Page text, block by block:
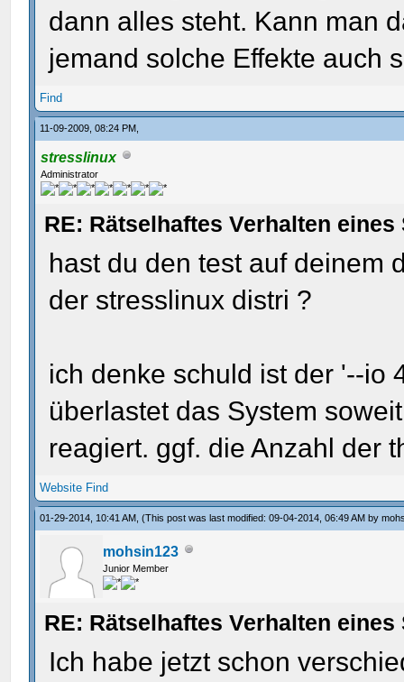
dann alles steht. Kann man
jemand solche Effekte auch
Find
11-09-2009, 08:24 PM,
stresslinux
Administrator
RE: Rätselhaftes Verhalten
hast du den test auf deinem
der stresslinux distri ?
ich denke schuld ist der '--io
überlastet das System
reagiert. ggf. die Anzahl der
Website Find
01-29-2014, 10:41 AM,(This post was last modified: 09-04-2014, 06:49 AM by
mohsin123
Junior Member
RE: Rätselhaftes Verhalten
Ich habe jetzt schon